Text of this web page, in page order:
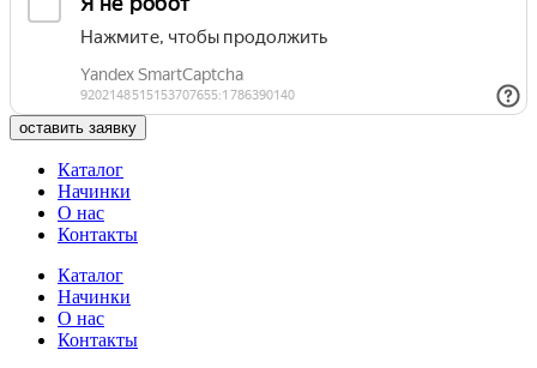
оставить заявку
Каталог
Начинки
О нас
Контакты
Каталог
Начинки
О нас
Контакты